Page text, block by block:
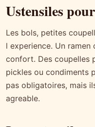
Ustensiles
Les bols, petites
l experience. Un
confort. Des coupelles
pickles ou condiments
pas obligatoires, mais
agreable.